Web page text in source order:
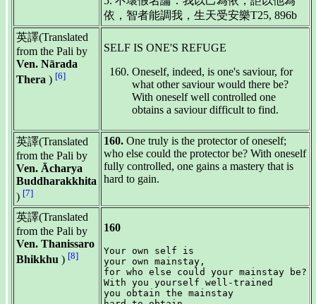
依，智者能調我，生天受安樂T25, 896b
英譯(Translated
from the Pali by
Ven. Nārada
Thera ) [6]
SELF IS ONE'S REFUGE
Oneself, indeed, is one's saviour, for
what other saviour would there be?
With oneself well controlled one
obtains a saviour difficult to find.
英譯(Translated
from the Pali by
Ven. Ācharya
Buddharakkhita
) [7]
160. One truly is the protector of oneself;
who else could the protector be? With oneself
fully controlled, one gains a mastery that is
hard to gain.
英譯(Translated
from the Pali by
Ven. Thanissaro
Bhikkhu ) [8]
160
Your own self is
your own mainstay,
for who else could your mainstay be?
With you yourself well-trained
you obtain the mainstay